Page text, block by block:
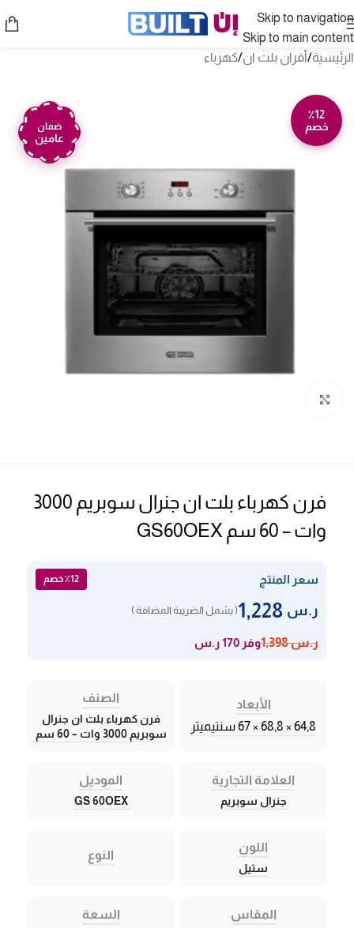
Skip to navigation
Skip to main content
الرئيسية/أفران بلت ان/كهرباء
٪12
خصم
ضمان
عامين
فرن كهرباء بلت ان جنرال سوبريم 3000
وات – 60 سم GS60OEX
سعر المنتج ٪12 خصم
ر.س ( يشمل الضريبة المضافة )
ر.س1,398 وفر 170 ر.س
الأبعاد
64,8 × 68,8 × 67 سنتيميتر
الصنف
فرن كهرباء بلت ان جنرال
سوبريم 3000 وات – 60 سم
العلامة التجارية
جنرال سوبريم
الموديل
GS 60OEX
اللون
ستيل
النوع
المقاس السعة